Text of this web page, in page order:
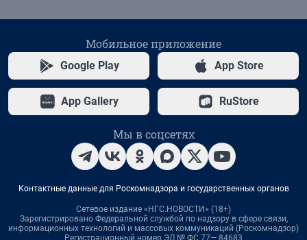
Мобильное приложение
Google Play App Store
App Gallery RuStore
Мы в соцсетях
Контактные данные для Роскомнадзора и государственных органов
Сетевое издание «НГС.НОВОСТИ» (18+)
Зарегистрировано Федеральной службой по надзору в сфере связи,
информационных технологий и массовых коммуникаций (Роскомнадзор)